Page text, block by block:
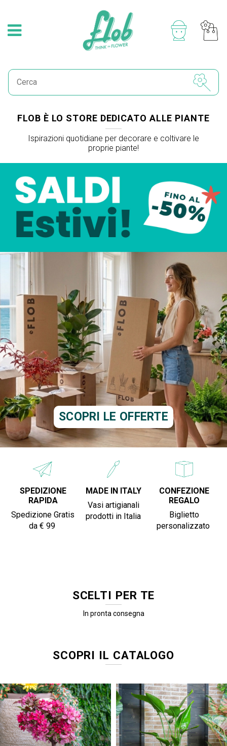
FLOB È LO STORE DEDICATO ALLE PIANTE
Ispirazioni quotidiane per decorare e coltivare le
proprie piante!
SCOPRI LE OFFERTE
SPEDIZIONE
RAPIDA
Spedizione Gratis
da € 99
MADE IN ITALY
Vasi artigianali
prodotti in Italia
CONFEZIONE
REGALO
Biglietto
personalizzato
SCELTI PER TE
In pronta consegna
SCOPRI IL CATALOGO